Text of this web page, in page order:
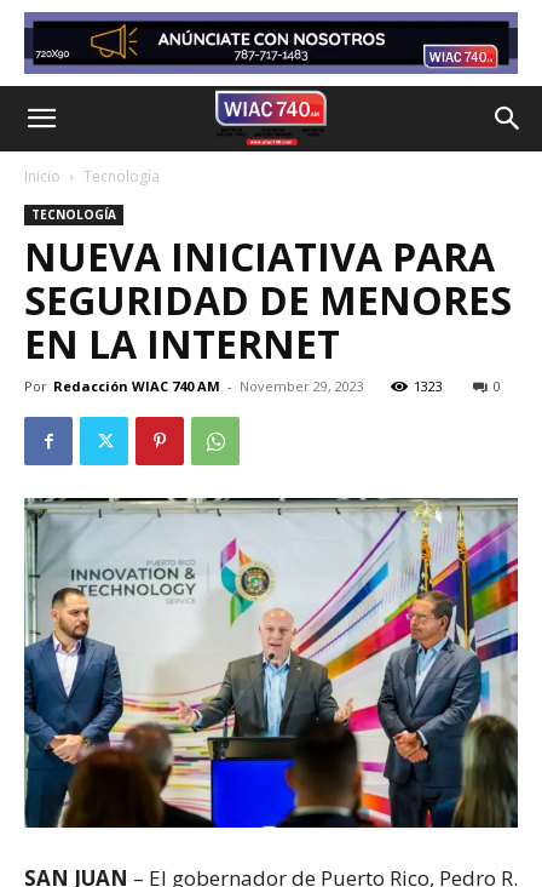
Inicio Tecnología
TECNOLOGÍA
NUEVA INICIATIVA PARA
SEGURIDAD DE MENORES
EN LA INTERNET
Por Redacción WIAC 740 AM - November 29, 2023 1323 0
SAN JUAN – El gobernador de Puerto Rico, Pedro R.